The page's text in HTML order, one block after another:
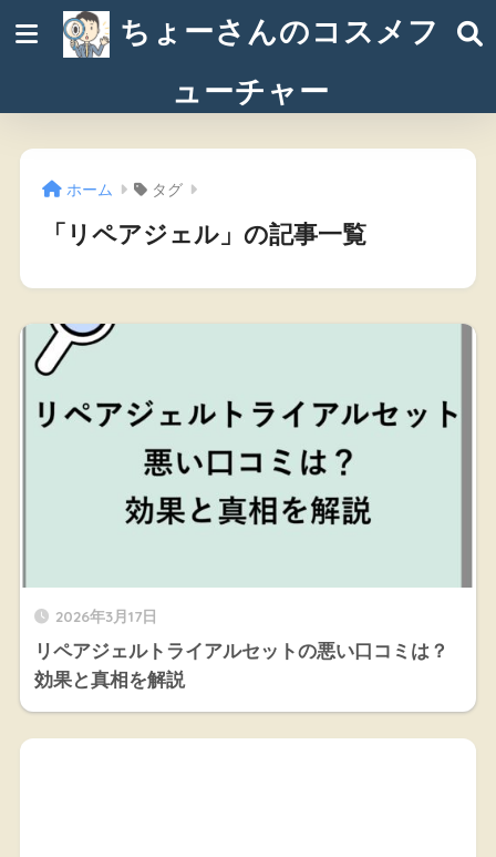
ちょーさんのコスメフ
ューチャー
ホーム タグ
「リペアジェル」の記事一覧
2026年3月17日
リペアジェルトライアルセットの悪い口コミは？
効果と真相を解説